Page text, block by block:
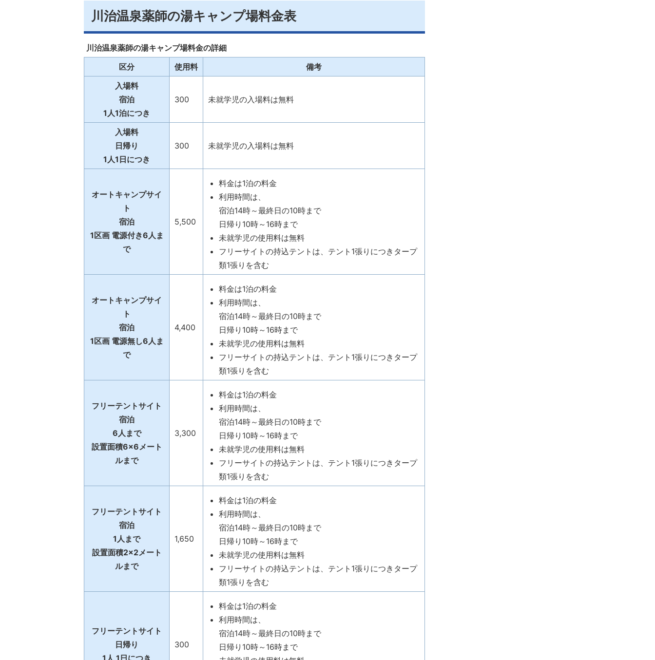
川治温泉薬師の湯キャンプ場料金表
川治温泉薬師の湯キャンプ場料金の詳細
区分
使用料
備考
入場料
宿泊
1人1泊につき
300 未就学児の入場料は無料
入場料
日帰り
1人1日につき
300 未就学児の入場料は無料
オートキャンプサイ
ト
宿泊
1区画 電源付き6人ま
で
5,500
料金は1泊の料金
利用時間は、
宿泊14時～最終日の10時まで
日帰り10時～16時まで
未就学児の使用料は無料
フリーサイトの持込テントは、テント1張りにつきタープ
類1張りを含む
オートキャンプサイ
ト
宿泊
1区画 電源無し6人ま
で
4,400
料金は1泊の料金
利用時間は、
宿泊14時～最終日の10時まで
日帰り10時～16時まで
未就学児の使用料は無料
フリーサイトの持込テントは、テント1張りにつきタープ
類1張りを含む
フリーテントサイト
宿泊
6人まで
設置面積6×6メート
ルまで
3,300
料金は1泊の料金
利用時間は、
宿泊14時～最終日の10時まで
日帰り10時～16時まで
未就学児の使用料は無料
フリーサイトの持込テントは、テント1張りにつきタープ
類1張りを含む
フリーテントサイト
宿泊
1人まで
設置面積2×2メート
ルまで
1,650
料金は1泊の料金
利用時間は、
宿泊14時～最終日の10時まで
日帰り10時～16時まで
未就学児の使用料は無料
フリーサイトの持込テントは、テント1張りにつきタープ
類1張りを含む
フリーテントサイト
日帰り
1人 1日につき
300
料金は1泊の料金
利用時間は、
宿泊14時～最終日の10時まで
日帰り10時～16時まで